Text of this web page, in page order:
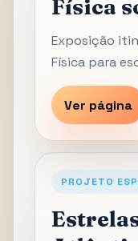
Física
Exposição
Física para
Ver página
PROJETO